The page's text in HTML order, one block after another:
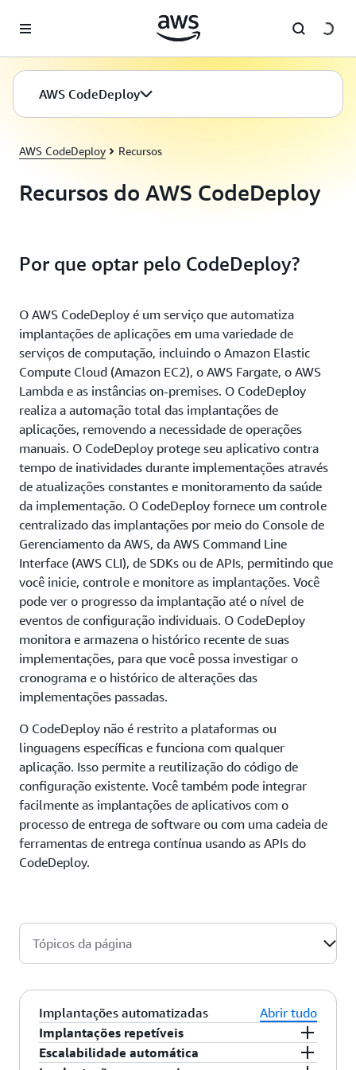
Pular para o conteúdo principal
AWS CodeDeploy
AWS CodeDeploy Recursos
Recursos do AWS CodeDeploy
Por que optar pelo CodeDeploy?
O AWS CodeDeploy é um serviço que automatiza
implantações de aplicações em uma variedade de
serviços de computação, incluindo o Amazon Elastic
Compute Cloud (Amazon EC2), o AWS Fargate, o AWS
Lambda e as instâncias on-premises. O CodeDeploy
realiza a automação total das implantações de
aplicações, removendo a necessidade de operações
manuais. O CodeDeploy protege seu aplicativo contra
tempo de inatividades durante implementações através
de atualizações constantes e monitoramento da saúde
da implementação. O CodeDeploy fornece um controle
centralizado das implantações por meio do Console de
Gerenciamento da AWS, da AWS Command Line
Interface (AWS CLI), de SDKs ou de APIs, permitindo que
você inicie, controle e monitore as implantações. Você
pode ver o progresso da implantação até o nível de
eventos de configuração individuais. O CodeDeploy
monitora e armazena o histórico recente de suas
implementações, para que você possa investigar o
cronograma e o histórico de alterações das
implementações passadas.
O CodeDeploy não é restrito a plataformas ou
linguagens específicas e funciona com qualquer
aplicação. Isso permite a reutilização do código de
configuração existente. Você também pode integrar
facilmente as implantações de aplicativos com o
processo de entrega de software ou com uma cadeia de
ferramentas de entrega contínua usando as APIs do
CodeDeploy.
Tópicos da página
Implantações automatizadas
Abrir tudo
Implantações repetíveis
Você pode repetir uma implantação de aplicação
Escalabilidade automática